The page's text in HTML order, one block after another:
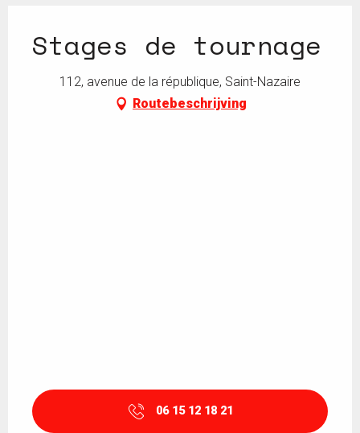
Stages de tournage
112, avenue de la république, Saint-Nazaire
Routebeschrijving
06 15 12 18 21